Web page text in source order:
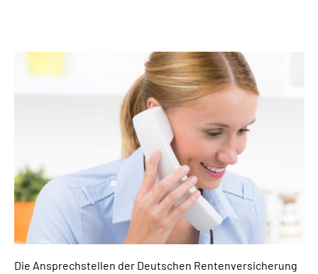
Die DRV Knappschaft-Bahn-See in Deutscher
Leichte Sprache
Suche
Die Ansprechstellen der Deutschen Rentenversicherung